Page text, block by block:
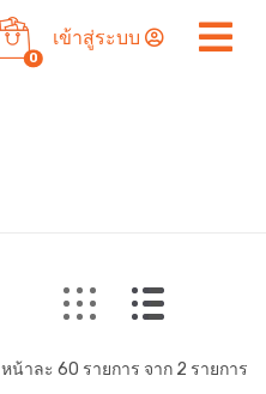
0
เข้าสู่ระบบ
หน้าละ 60 รายการ จาก 2 รายการ